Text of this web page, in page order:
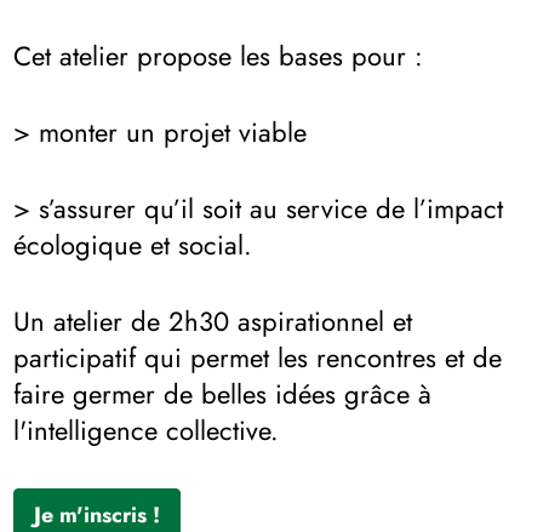
Cet atelier propose les bases pour :
> monter un projet viable
> s’assurer qu’il soit au service de l’impact
écologique et social.
Un atelier de 2h30 aspirationnel et
participatif qui permet les rencontres et de
faire germer de belles idées grâce à
l'intelligence collective.
Je m'inscris !